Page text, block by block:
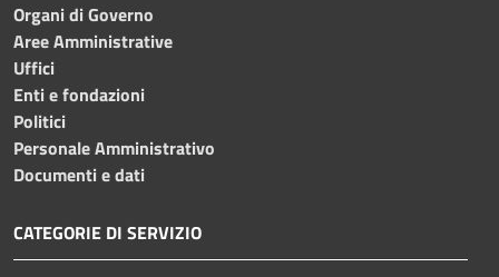
Organi di Governo
Aree Amministrative
Uffici
Enti e fondazioni
Politici
Personale Amministrativo
Documenti e dati
CATEGORIE DI SERVIZIO